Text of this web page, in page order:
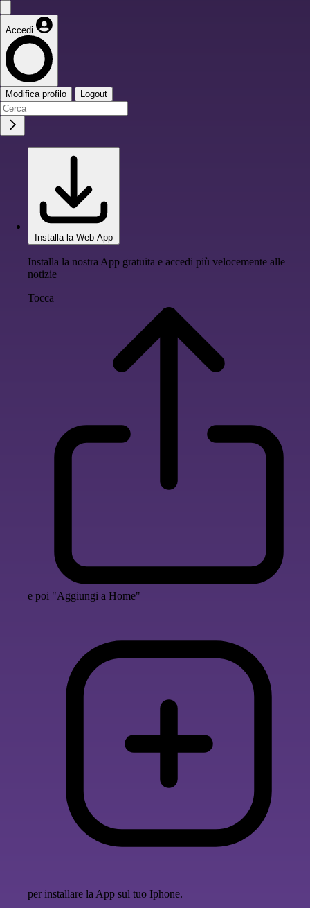
Accedi
Modifica profilo Logout
Installa la Web App
Installa la nostra App gratuita e accedi più velocemente alle
notizie
Tocca
e poi "Aggiungi a Home"
per installare la App sul tuo Iphone.